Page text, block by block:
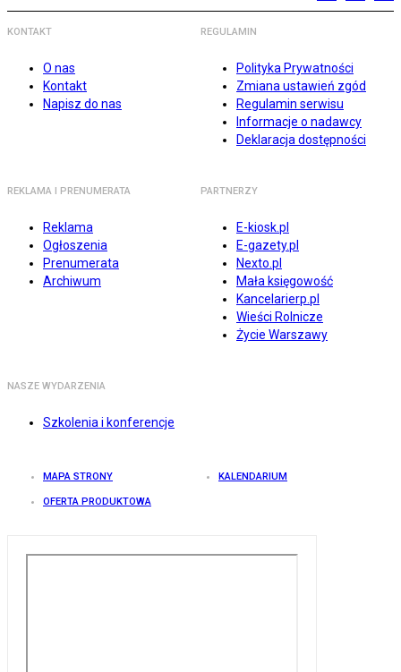
KONTAKT
O nas
Kontakt
Napisz do nas
REGULAMIN
Polityka Prywatności
Zmiana ustawień zgód
Regulamin serwisu
Informacje o nadawcy
Deklaracja dostępności
REKLAMA I PRENUMERATA
Reklama
Ogłoszenia
Prenumerata
Archiwum
PARTNERZY
E-kiosk.pl
E-gazety.pl
Nexto.pl
Mała księgowość
Kancelarierp.pl
Wieści Rolnicze
Życie Warszawy
NASZE WYDARZENIA
Szkolenia i konferencje
MAPA STRONY KALENDARIUM
OFERTA PRODUKTOWA